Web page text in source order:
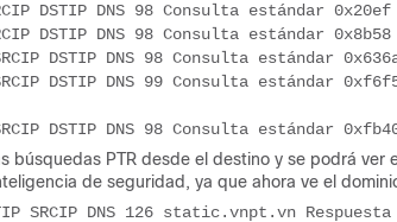
DSTIP DNS 98 Consulta estándar
DSTIP DNS 98 Consulta estándar
DSTIP DNS 98 Consulta estándar
DSTIP DNS 99 Consulta estándar
DSTIP DNS 98 Consulta estándar
búsquedas PTR desde el destino y se podrá ver
de seguridad, ya que ahora ve el
SRCIP DNS 126 static.vnpt.vn